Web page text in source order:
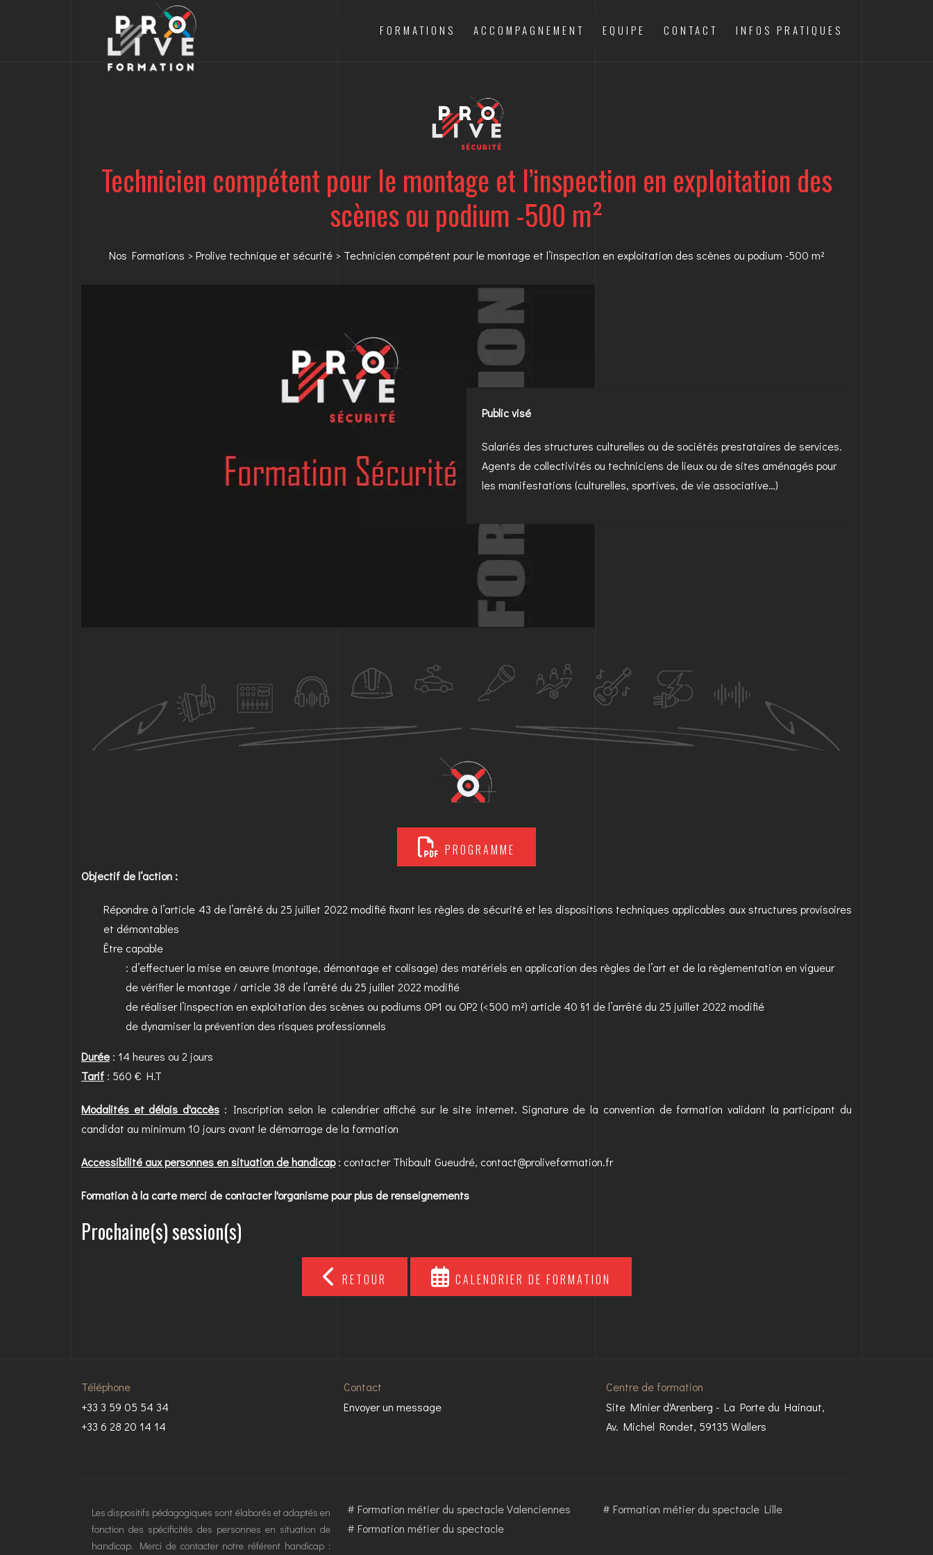
FORMATIONS ACCOMPAGNEMENT EQUIPE CONTACT INFOS PRATIQUES
Technicien compétent pour le montage et l’inspection en exploitation des
scènes ou podium -500 m²
Nos Formations >Prolive technique et sécurité> Technicien compétent pour le montage et l’inspection en exploitation des scènes ou podium -500 m²
Public visé
Salariés des structures culturelles ou de sociétés prestataires de services.
Agents de collectivités ou techniciens de lieux ou de sites aménagés pour
les manifestations (culturelles, sportives, de vie associative…)
PROGRAMME
Objectif de l‘action :
Répondre à l’article 43 de l’arrêté du 25 juillet 2022 modifié fixant les règles de sécurité et les dispositions techniques applicables aux structures provisoires
et démontables
Être capable
: d’effectuer la mise en œuvre (montage, démontage et colisage) des matériels en application des règles de l’art et de la règlementation en vigueur
de vérifier le montage / article 38 de l’arrêté du 25 juillet 2022 modifié
de réaliser l’inspection en exploitation des scènes ou podiums OP1 ou OP2 (<500 m²) article 40 §1 de l’arrêté du 25 juillet 2022 modifié
de dynamiser la prévention des risques professionnels
Durée : 14 heures ou 2 jours
Tarif : 560 € H.T
Modalités et délais d'accès : Inscription selon le calendrier affiché sur le site internet. Signature de la convention de formation validant la participant du
candidat au minimum 10 jours avant le démarrage de la formation
Accessibilité aux personnes en situation de handicap: contacter Thibault Gueudré, contact@proliveformation.fr
Formation à la carte merci de contacter l'organisme pour plus de renseignements
Prochaine(s) session(s)
RETOUR CALENDRIER DE FORMATION
Téléphone
+33 3 59 05 54 34
+33 6 28 20 14 14
Contact
Envoyer un message
Centre de formation
Site Minier d'Arenberg - La Porte du Hainaut,
Av. Michel Rondet, 59135 Wallers
Les dispositifs pédagogiques sont élaborés et adaptés en
fonction des spécificités des personnes en situation de
handicap. Merci de contacter notre référent handicap :
# Formation métier du spectacle Valenciennes # Formation métier du spectacle Lille
# Formation métier du spectacle